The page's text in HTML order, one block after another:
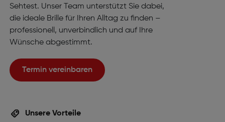
Sehtest. Unser Team unterstützt Sie dabei,
die ideale Brille für Ihren Alltag zu finden –
professionell, unverbindlich und auf Ihre
Wünsche abgestimmt.
Termin vereinbaren
Unsere Vorteile